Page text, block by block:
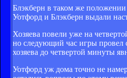
Блэкберн в таком же
Уотфорд и Блэкберн выдали
Хозяева повели уже на
но следующий час игры провел
хозяева до четвертой минуты
Уотфорд уж дома точно не